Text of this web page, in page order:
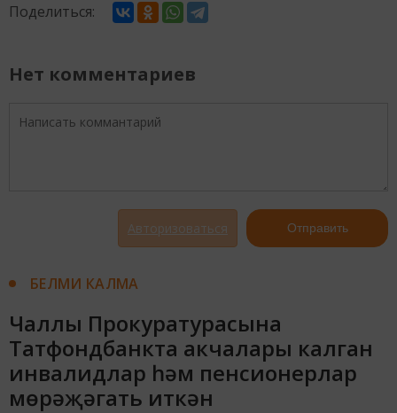
Поделиться:
Нет комментариев
Авторизоваться Отправить
БЕЛМИ КАЛМА
Чаллы Прокуратурасына
Татфондбанкта акчалары калган
инвалидлар һәм пенсионерлар
мөрәҗәгать иткән